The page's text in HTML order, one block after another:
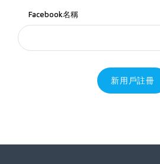
Facebook名稱
新用戶註冊